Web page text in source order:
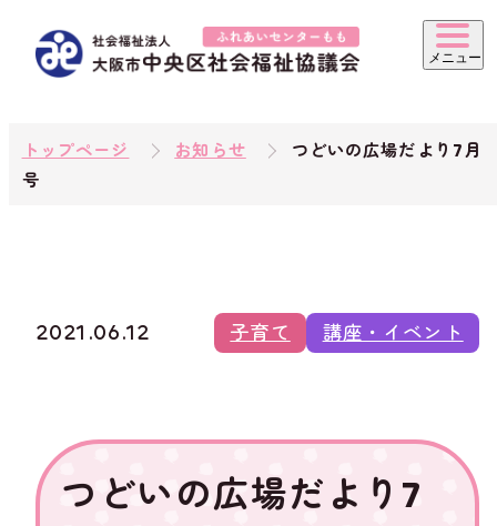
トップページ お知らせ
つどいの広場だより7月
号
2021.06.12 子育て 講座・イベント
つどいの広場だより7